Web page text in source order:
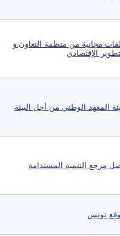
مجانية من منظمة التعاون و
الإقتصادي
المعهد الوطني من أجل البيئة
مرجع التنمية المستدامة
تونس